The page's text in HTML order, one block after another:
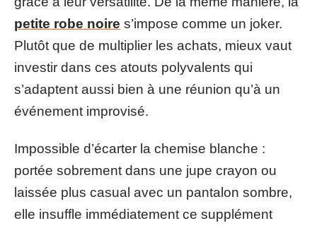
petite robe noire s’impose comme un joker.
Plutôt que de multiplier les achats, mieux vaut
investir dans ces atouts polyvalents qui
s’adaptent aussi bien à une réunion qu’à un
événement improvisé.
Impossible d’écarter la chemise blanche :
portée sobrement dans une jupe crayon ou
laissée plus casual avec un pantalon sombre,
elle insuffle immédiatement ce supplément